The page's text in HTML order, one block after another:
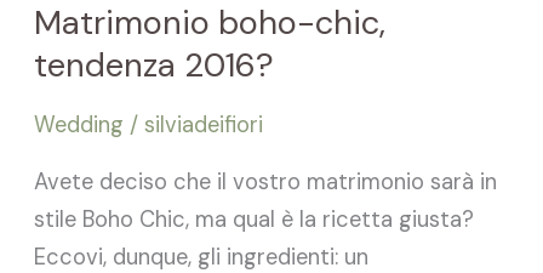
Matrimonio boho-chic,
tendenza 2016?
Wedding /silviadeifiori
Avete deciso che il vostro matrimonio sarà in
stile Boho Chic, ma qual è la ricetta giusta?
Eccovi, dunque, gli ingredienti: un